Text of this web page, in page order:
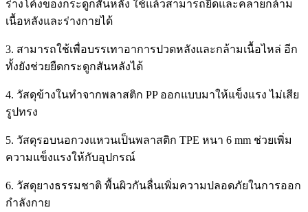
ร่างโค้งของกระดูกสันหลัง ใช้แล้วสามารถยืดและคลายกล้าม
เนื้อหลังและร่างกายได้
3. สามารถใช้เพื่อบรรเทาอาการปวดหลังและกล้ามเนื้อไหล่ อีก
ทั้งยังช่วยยืดกระดูกสันหลังได้
4. วัสดุข้างในทำจากพลาสติก PP ออกแบบมาให้แข็งแรง ไม่เสีย
รูปทรง
5. วัสดุรอบนอกวงแหวนเป็นพลาสติก TPE หนา 6 mm ช่วยเพิ่ม
ความแข็งแรงให้กับอุปกรณ์
6. วัสดุยางธรรมชาติ พื้นผิวกันลื่นเพิ่มความปลอดภัยในการออก
กำลังกาย